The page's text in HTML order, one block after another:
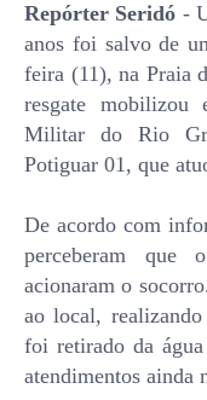
Repórter Seridó -
anos foi salvo de
feira (11), na Praia
resgate mobilizou
Militar do Rio
Potiguar 01, que
De acordo com
perceberam que
acionaram o
ao local,
foi retirado da
atendimentos ainda